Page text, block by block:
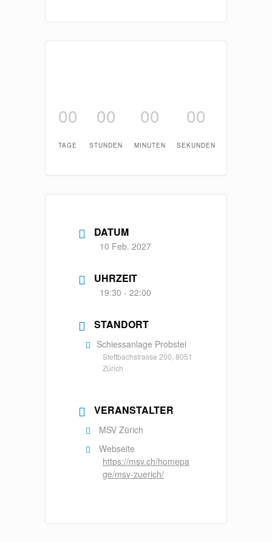
00
TAGE
00
STUNDEN
00
MINUTEN
00
SEKUNDEN
DATUM
10 Feb. 2027
UHRZEIT
19:30 - 22:00
STANDORT
Schiessanlage Probstei
Stettbachstrasse 200, 8051
Zürich
VERANSTALTER
MSV Zürich
Webseite
https://msv.ch/homepa
ge/msv-zuerich/